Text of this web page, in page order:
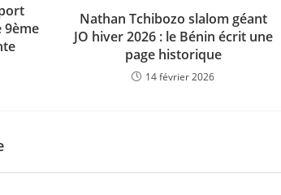
9ème
Nathan Tchibozo slalom géant
JO hiver 2026 : le Bénin écrit une
page historique
14 février 2026